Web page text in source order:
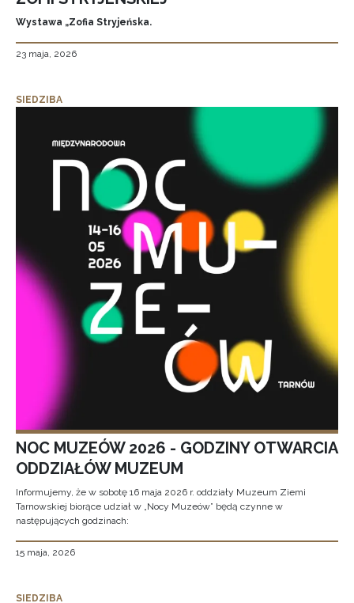
Wystawa „Zofia Stryjeńska.
23 maja, 2026
SIEDZIBA
NOC MUZEÓW 2026 - GODZINY OTWARCIA
ODDZIAŁÓW MUZEUM
Informujemy, że w sobotę 16 maja 2026 r. oddziały Muzeum Ziemi
Tarnowskiej biorące udział w „Nocy Muzeów” będą czynne w
następujących godzinach:
15 maja, 2026
SIEDZIBA